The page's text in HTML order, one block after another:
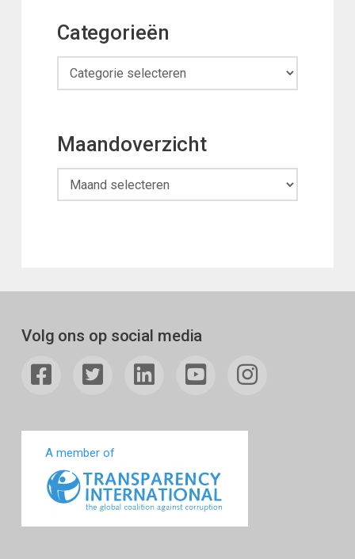
Categorieën
Categorieën
Maandoverzicht
Maandoverzicht
Volg ons op social media
A member of